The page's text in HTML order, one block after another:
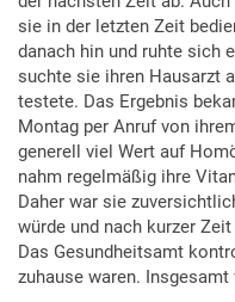
sie in der letzten Zeit
danach hin und ruhte sich
suchte sie ihren Hausarzt
testete. Das Ergebnis
Montag per Anruf von
generell viel Wert auf
nahm regelmäßig ihre
Daher war sie
würde und nach kurzer
Das Gesundheitsamt
zuhause waren.